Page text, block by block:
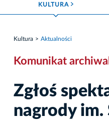
KULTURA ROZWIŃ MENU
Kultura Aktualności
Komunikat
Zgłoś
nagrody im.